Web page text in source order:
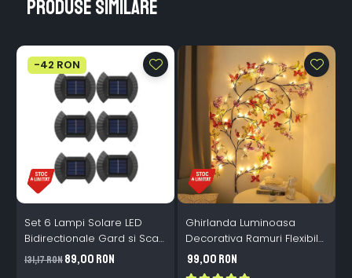
Produse similare
-42 RON
Set 6 Lampi Solare LED
Bidirectionale Gard si Scari
- 200mAh, IP65, Alb Cald,
Senzor Automat
131,17 RON89,00 RON
Ghirlanda Luminoasa
Decorativa Ramuri Flexibile
1.6m 72 LED USB
Telecomanda
99,00 RON